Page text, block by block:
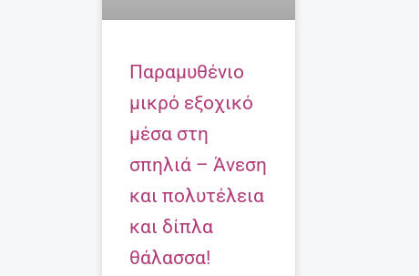
Παραμυθένιο
μικρό εξοχικό
μέσα στη
σπηλιά – Άνεση
και πολυτέλεια
και δίπλα
θάλασσα!